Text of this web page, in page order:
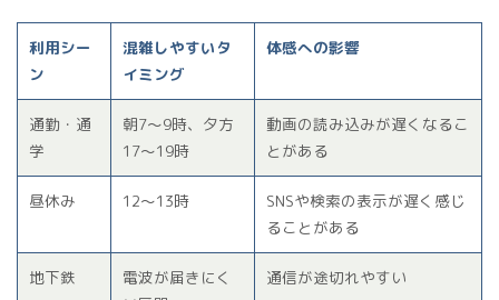
利用シー
ン
混雑しやすいタ
イミング
体感への影響
通勤・通
学
朝7〜9時、夕方
17〜19時
動画の読み込みが遅くなるこ
とがある
昼休み 12〜13時
SNSや検索の表示が遅く感じ
ることがある
地下鉄
電波が届きにく
通信が途切れやすい